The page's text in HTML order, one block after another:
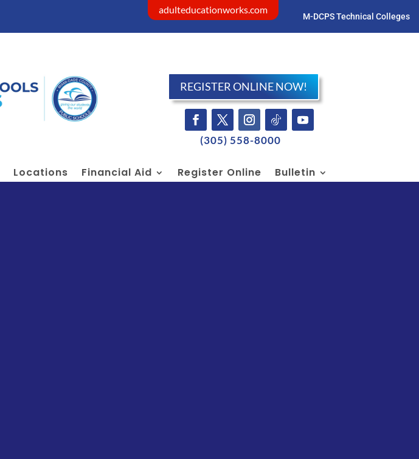
Visit dadeschools.net
REGISTER ONLINE NOW!
(305) 558-8000
Locations Financial Aid Register Online Bulletin
adulteducationworks.com
M-DCPS Technical Colleges